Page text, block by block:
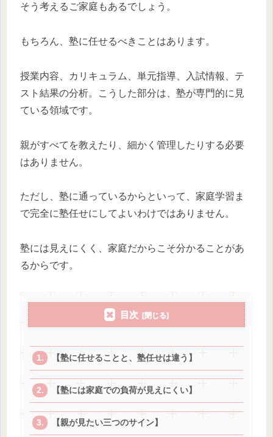
そう考えるご家庭もあるでしょう。
もちろん、塾に任せるべきことはあります。
授業内容、カリキュラム、単元指導、入試情報、テ
スト結果の分析。こうした部分は、塾が専門的に見
ている領域です。
親がすべてを教えたり、細かく管理したりする必要
はありません。
ただし、塾に通っているからといって、家庭学習ま
で完全に塾任せにしてよいわけではありません。
塾には見えにくく、家庭だからこそ分かることがあ
るからです。
目次
【塾に任せることと、塾任せは違う】
【塾には家庭での負荷が見えにくい】
【親が見たい三つのサイン】